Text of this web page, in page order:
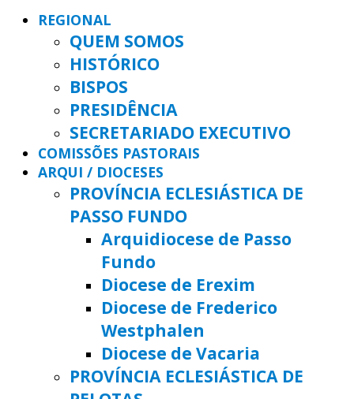
REGIONAL
QUEM SOMOS
HISTÓRICO
BISPOS
PRESIDÊNCIA
SECRETARIADO EXECUTIVO
COMISSÕES PASTORAIS
ARQUI / DIOCESES
PROVÍNCIA ECLESIÁSTICA DE
PASSO FUNDO
Arquidiocese de Passo
Fundo
Diocese de Erexim
Diocese de Frederico
Westphalen
Diocese de Vacaria
PROVÍNCIA ECLESIÁSTICA DE